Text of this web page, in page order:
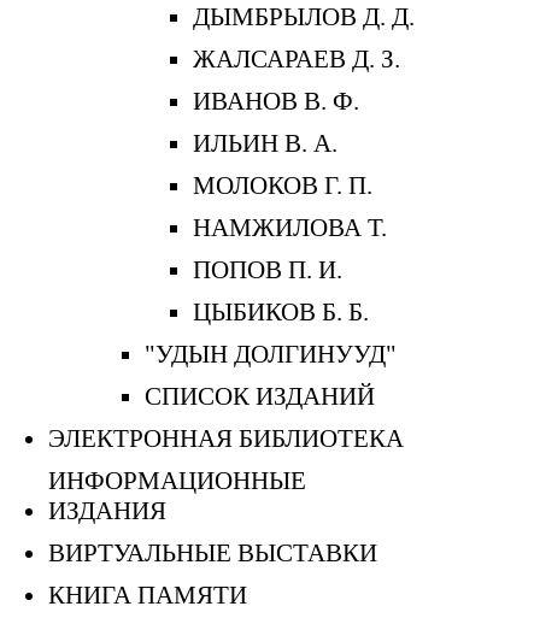
ДЫМБРЫЛОВ Д. Д.
ЖАЛСАРАЕВ Д. З.
ИВАНОВ В. Ф.
ИЛЬИН В. А.
МОЛОКОВ Г. П.
НАМЖИЛОВА Т.
ПОПОВ П. И.
ЦЫБИКОВ Б. Б.
"УДЫН ДОЛГИНУУД"
СПИСОК ИЗДАНИЙ
ЭЛЕКТРОННАЯ БИБЛИОТЕКА
ИНФОРМАЦИОННЫЕ
ИЗДАНИЯ
ВИРТУАЛЬНЫЕ ВЫСТАВКИ
КНИГА ПАМЯТИ